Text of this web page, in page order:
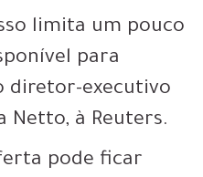
limita um pouco
para
diretor-executivo
Netto, à Reuters.
pode ficar